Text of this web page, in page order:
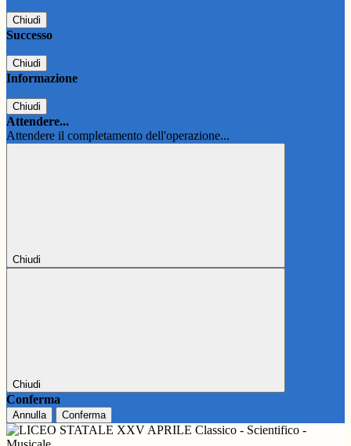
Chiudi
Successo
Chiudi
Informazione
Chiudi
Attendere...
Attendere il completamento dell'operazione...
Chiudi
Chiudi
Conferma
Annulla Conferma